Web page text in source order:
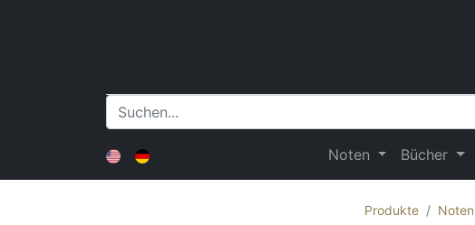
Noten Bücher
Produkte Noten